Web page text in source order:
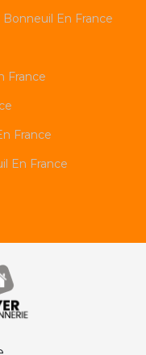
En France
France
France
En France